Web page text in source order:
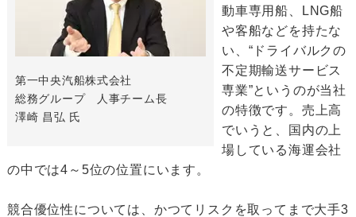
第一中央汽船株式会社
総務グループ 人事チーム長
澤崎 昌弘 氏
動車専用船、LNG船
や客船などを持たな
い、“ドライバルクの
不定期輸送サービス
専業”というのが当社
の特徴です。売上高
でいうと、国内の上
場している海運会社
の中では4～5位の位置にいます。
競合優位性については、かつてリスクを取ってまで大手3